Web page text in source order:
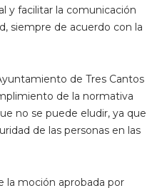
y facilitar la comunicación
siempre de acuerdo con la
de Tres Cantos
de la normativa
no se puede eludir, ya que
de las personas en las
la moción aprobada por